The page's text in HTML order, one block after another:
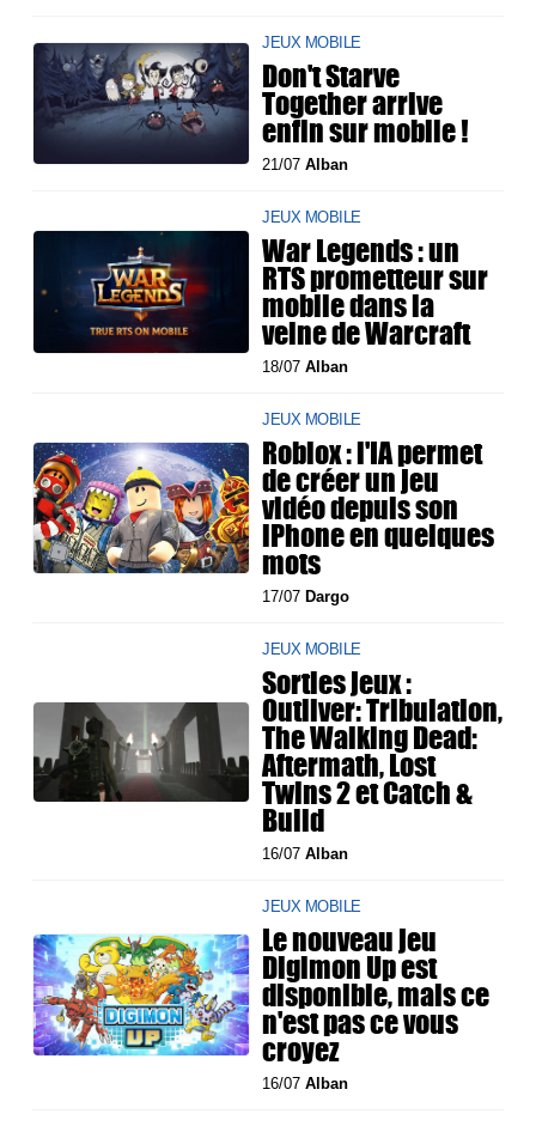
JEUX MOBILE
Don't Starve
Together arrive
enfin sur mobile !
21/07Alban
JEUX MOBILE
War Legends : un
RTS prometteur sur
mobile dans la
veine de Warcraft
18/07Alban
JEUX MOBILE
Roblox : l'IA permet
de créer un jeu
vidéo depuis son
iPhone en quelques
mots
17/07 Dargo
JEUX MOBILE
Sorties jeux :
Outliver: Tribulation,
The Walking Dead:
Aftermath, Lost
Twins 2 et Catch &
Build
16/07Alban
JEUX MOBILE
Le nouveau jeu
Digimon Up est
disponible, mais ce
n'est pas ce vous
croyez
16/07Alban